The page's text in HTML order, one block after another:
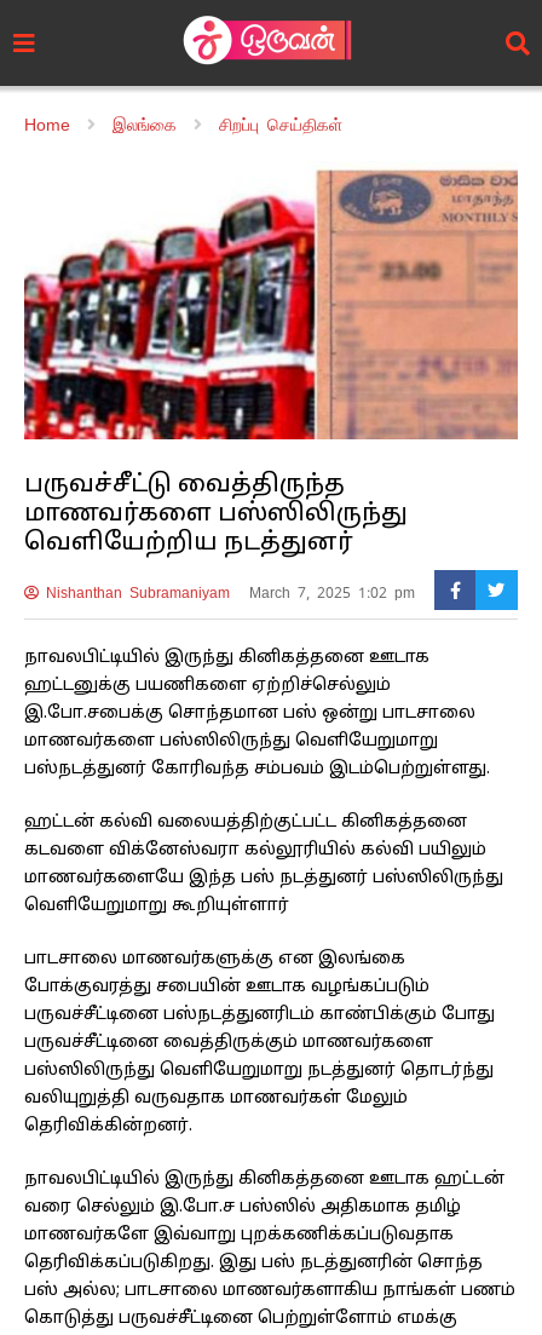
Home இலங்கை சிறப்பு செய்திகள்
பருவச்சீட்டு வைத்திருந்த
மாணவர்களை பஸ்ஸிலிருந்து
வெளியேற்றிய நடத்துனர்
Nishanthan Subramaniyam March 7, 2025 1:02 pm
நாவலபிட்டியில் இருந்து கினிகத்தனை ஊடாக
ஹட்டனுக்கு பயணிகளை ஏற்றிச்செல்லும்
இ.போ.சபைக்கு சொந்தமான பஸ் ஒன்று பாடசாலை
மாணவர்களை பஸ்ஸிலிருந்து வெளியேறுமாறு
பஸ்நடத்துனர் கோரிவந்த சம்பவம் இடம்பெற்றுள்ளது.
ஹட்டன் கல்வி வலையத்திற்குட்பட்ட கினிகத்தனை
கடவளை விக்னேஸ்வரா கல்லூரியில் கல்வி பயிலும்
மாணவர்களையே இந்த பஸ் நடத்துனர் பஸ்ஸிலிருந்து
வெளியேறுமாறு கூறியுள்ளார்
பாடசாலை மாணவர்களுக்கு என இலங்கை
போக்குவரத்து சபையின் ஊடாக வழங்கப்படும்
பருவச்சீட்டினை பஸ்நடத்துனரிடம் காண்பிக்கும் போது
பருவச்சீட்டினை வைத்திருக்கும் மாணவர்களை
பஸ்ஸிலிருந்து வெளியேறுமாறு நடத்துனர் தொடர்ந்து
வலியுறுத்தி வருவதாக மாணவர்கள் மேலும்
தெரிவிக்கின்றனர்.
நாவலபிட்டியில் இருந்து கினிகத்தனை ஊடாக ஹட்டன்
வரை செல்லும் இ.போ.ச பஸ்ஸில் அதிகமாக தமிழ்
மாணவர்களே இவ்வாறு புறக்கணிக்கப்படுவதாக
தெரிவிக்கப்படுகிறது. இது பஸ் நடத்துனரின் சொந்த
பஸ் அல்ல; பாடசாலை மாணவர்களாகிய நாங்கள் பணம்
கொடுத்து பருவச்சீட்டினை பெற்றுள்ளோம் எமக்கு